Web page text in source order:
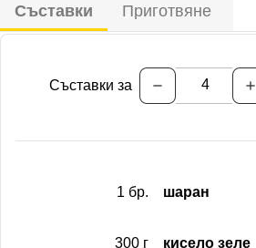
Съставки Приготвяне
Съставки за remove add
1 бр. шаран
300 г кисело зеле